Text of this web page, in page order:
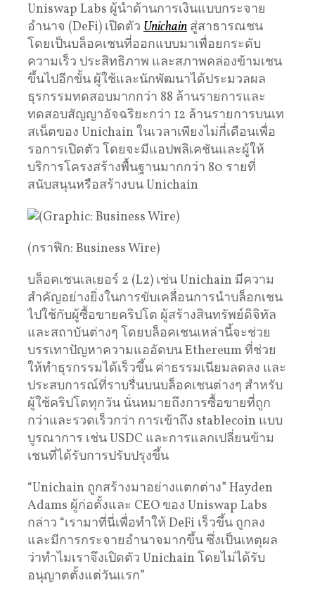
Uniswap Labs ผู้นำด้านการเงินแบบกระจาย
อำนาจ (DeFi) เปิดตัว Unichain สู่สาธารณชน
โดยเป็นบล็อคเชนที่ออกแบบมาเพื่อยกระดับ
ความเร็ว ประสิทธิภาพ และสภาพคล่องข้ามเชน
ขึ้นไปอีกขั้น ผู้ใช้และนักพัฒนาได้ประมวลผล
ธุรกรรมทดสอบมากกว่า 88 ล้านรายการและ
ทดสอบสัญญาอัจฉริยะกว่า 12 ล้านรายการบนเท
สเน็ตของ Unichain ในเวลาเพียงไม่กี่เดือนเพื่อ
รอการเปิดตัว โดยจะมีแอปพลิเคชันและผู้ให้
บริการโครงสร้างพื้นฐานมากกว่า 80 รายที่
สนับสนุนหรือสร้างบน Unichain
(กราฟิก: Business Wire)
บล็อคเชนเลเยอร์ 2 (L2) เช่น Unichain มีความ
สำคัญอย่างยิ่งในการขับเคลื่อนการนำบล็อกเชน
ไปใช้กับผู้ซื้อขายคริปโต ผู้สร้างสินทรัพย์ดิจิทัล
และสถาบันต่างๆ โดยบล็อคเชนเหล่านี้จะช่วย
บรรเทาปัญหาความแออัดบน Ethereum ที่ช่วย
ให้ทำธุรกรรมได้เร็วขึ้น ค่าธรรมเนียมลดลง และ
ประสบการณ์ที่ราบรื่นบนบล็อคเชนต่างๆ สำหรับ
ผู้ใช้คริปโตทุกวัน นั่นหมายถึงการซื้อขายที่ถูก
กว่าและรวดเร็วกว่า การเข้าถึง stablecoin แบบ
บูรณาการ เช่น USDC และการแลกเปลี่ยนข้าม
เชนที่ได้รับการปรับปรุงขึ้น
“Unichain ถูกสร้างมาอย่างแตกต่าง” Hayden
Adams ผู้ก่อตั้งและ CEO ของ Uniswap Labs
กล่าว “เรามาที่นี่เพื่อทำให้ DeFi เร็วขึ้น ถูกลง
และมีการกระจายอำนาจมากขึ้น ซึ่งเป็นเหตุผล
ว่าทำไมเราจึงเปิดตัว Unichain โดยไม่ได้รับ
อนุญาตตั้งแต่วันแรก”